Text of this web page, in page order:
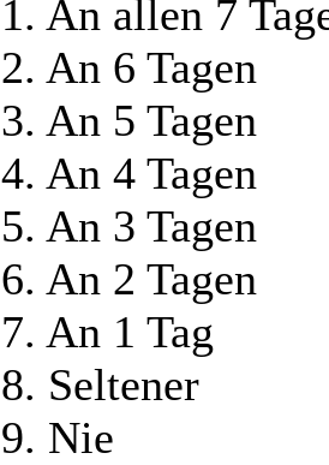
1. An allen 7
2. An 6 Tagen
3. An 5 Tagen
4. An 4 Tagen
5. An 3 Tagen
6. An 2 Tagen
7. An 1 Tag
8. Seltener
9. Nie